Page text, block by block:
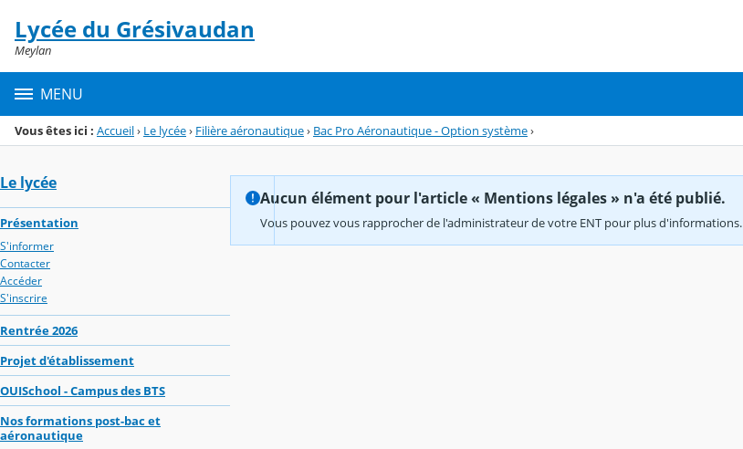
Menu de la rubrique
Contenu
Lycée du Grésivaudan
Meylan
MENU
Vous êtes ici : Accueil› Le lycée› Filière aéronautique› Bac Pro Aéronautique - Option système›
Le lycée
Présentation
S'informer
Contacter
Accéder
S'inscrire
Rentrée 2026
Projet d'établissement
OUISchool - Campus des BTS
Nos formations post-bac et
aéronautique
Aucun élément pour l'article « Mentions légales » n'a été publié.
Vous pouvez vous rapprocher de l'administrateur de votre ENT pour plus d'informations.